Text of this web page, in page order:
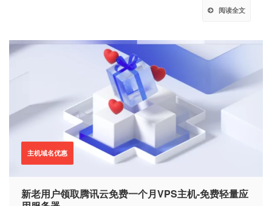
阅读全文
主机域名优惠
新老用户领取腾讯云免费一个月VPS主机-免费轻量应